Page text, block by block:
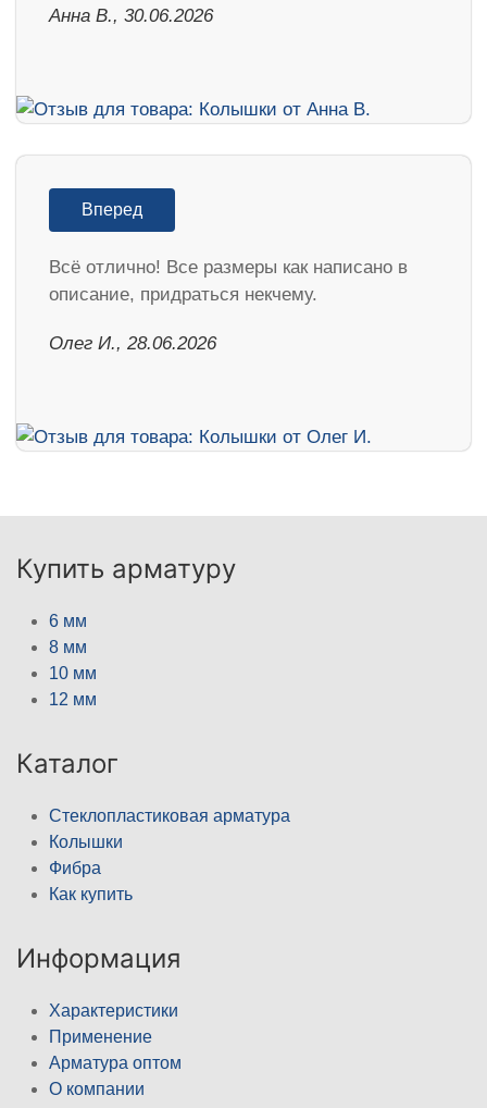
Анна В., 30.06.2026
Вперед
Всё отлично! Все размеры как написано в
описание, придраться некчему.
Олег И., 28.06.2026
Купить арматуру
6 мм
8 мм
10 мм
12 мм
Каталог
Стеклопластиковая арматура
Колышки
Фибра
Как купить
Информация
Характеристики
Применение
Арматура оптом
О компании